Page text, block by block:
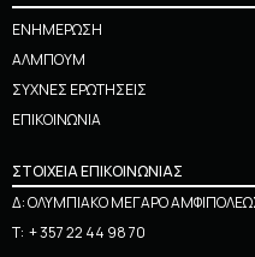
ΕΝΗΜΕΡΩΣΗ
ΑΛΜΠΟΥΜ
ΣΥΧΝΕΣ ΕΡΩΤΗΣΕΙΣ
ΕΠΙΚΟΙΝΩΝΙΑ
ΣΤΟΙΧΕΙΑ ΕΠΙΚΟΙΝΩΝΙΑΣ
Δ: ΟΛΥΜΠΙΑΚΟ ΜΕΓΑΡΟ
Τ: + 357 22 44 98 70